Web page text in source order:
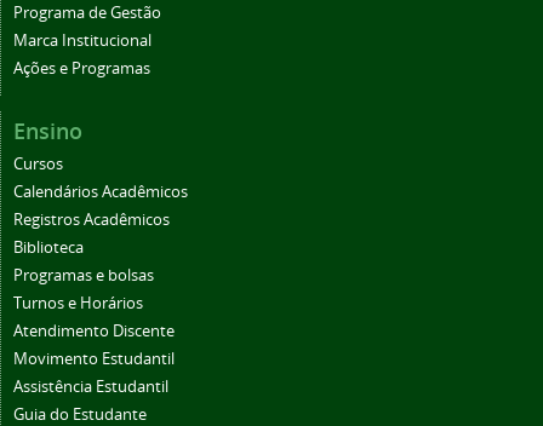
Programa de Gestão
Marca Institucional
Ações e Programas
Ensino
Cursos
Calendários Acadêmicos
Registros Acadêmicos
Biblioteca
Programas e bolsas
Turnos e Horários
Atendimento Discente
Movimento Estudantil
Assistência Estudantil
Guia do Estudante